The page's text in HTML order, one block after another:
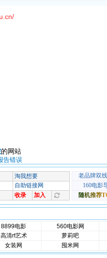
的网站
告错误
8899电影 560电影网
高清rt艺术 萝莉吧
女装网 囤米网